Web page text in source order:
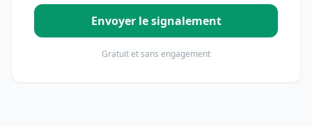
Envoyer le signalement
Gratuit et sans engagement